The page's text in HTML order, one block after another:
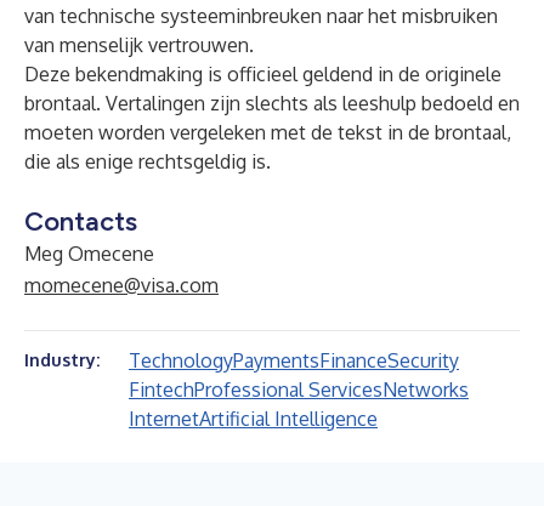
van technische systeeminbreuken naar het misbruiken
van menselijk vertrouwen.
Deze bekendmaking is officieel geldend in de originele
brontaal. Vertalingen zijn slechts als leeshulp bedoeld en
moeten worden vergeleken met de tekst in de brontaal,
die als enige rechtsgeldig is.
Contacts
Meg Omecene
momecene@visa.com
Industry: TechnologyPaymentsFinanceSecurity
FintechProfessional ServicesNetworks
InternetArtificial Intelligence